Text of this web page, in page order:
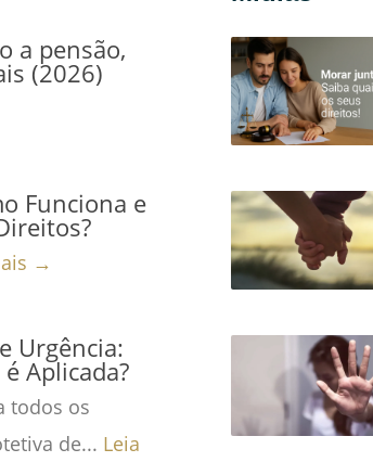
a pensão,
(2026)
Funciona e
→
Urgência:
Aplicada?
todos os
de... Leia